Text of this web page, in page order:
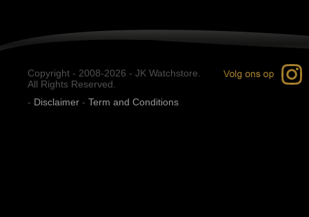
Copyright - 2008-2026 - JK Watchstore.
All Rights Reserved.
- Disclaimer - Term and Conditions